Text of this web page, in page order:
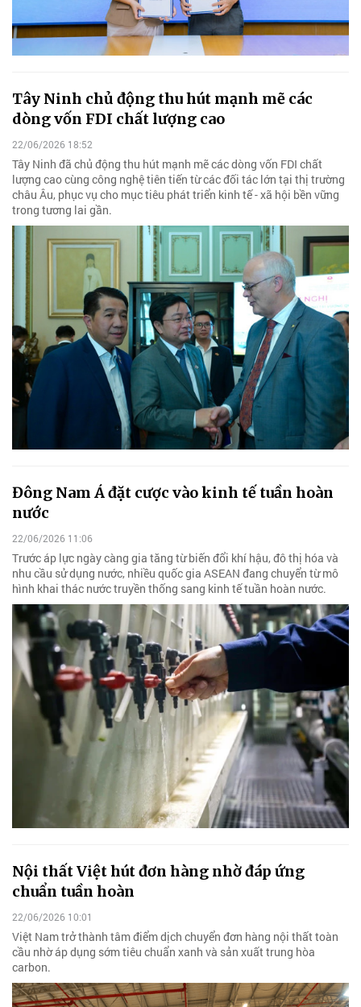
Tây Ninh chủ động thu hút mạnh mẽ các
dòng vốn FDI chất lượng cao
22/06/2026 18:52
Tây Ninh đã chủ động thu hút mạnh mẽ các dòng vốn FDI chất
lượng cao cùng công nghệ tiên tiến từ các đối tác lớn tại thị trường
châu Âu, phục vụ cho mục tiêu phát triển kinh tế - xã hội bền vững
trong tương lai gần.
Đông Nam Á đặt cược vào kinh tế tuần hoàn
nước
22/06/2026 11:06
Trước áp lực ngày càng gia tăng từ biến đổi khí hậu, đô thị hóa và
nhu cầu sử dụng nước, nhiều quốc gia ASEAN đang chuyển từ mô
hình khai thác nước truyền thống sang kinh tế tuần hoàn nước.
Nội thất Việt hút đơn hàng nhờ đáp ứng
chuẩn tuần hoàn
22/06/2026 10:01
Việt Nam trở thành tâm điểm dịch chuyển đơn hàng nội thất toàn
cầu nhờ áp dụng sớm tiêu chuẩn xanh và sản xuất trung hòa
carbon.